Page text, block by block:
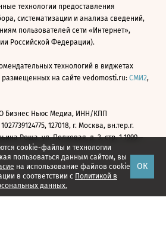
cookie-файлы и технологии
пользоваться данным сайтом, вы
на использование файлов cookie
в соответствии с Политикой в
данных.
ОК
технологии предоставления
систематизации и анализа сведений,
пользователей сети «Интернет»,
Российской Федерации).
технологий в виджетах
на сайте vedomosti.ru: СМИ2,
Бизнес Ньюс Медиа, ИНН/КПП
127018, г. Москва, вн.тер.г.
Роща, ул. Полковая, д. 3, стр. 1 1999—